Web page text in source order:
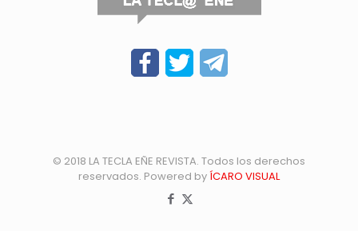
© 2018 LA TECLA EÑE REVISTA. Todos los derechos
reservados. Powered by ÍCARO VISUAL